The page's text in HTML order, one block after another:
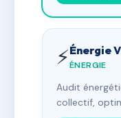
⚡Énergie
ÉNERGIE
Audit
collectif,